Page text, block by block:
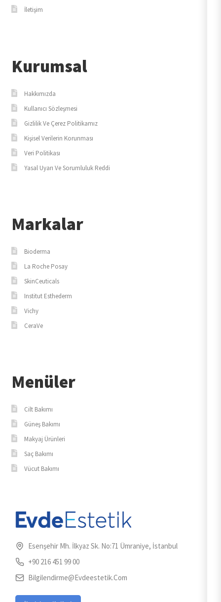
İletişim
Kurumsal
Hakkımızda
Kullanıcı Sözleşmesi
Gizlilik Ve Çerez Politikamız
Kişisel Verilerin Korunması
Veri Politikası
Yasal Uyarı Ve Sorumluluk Reddi
Markalar
Bioderma
La Roche Posay
SkinCeuticals
Institut Esthederm
Vichy
CeraVe
Menüler
Cilt Bakımı
Güneş Bakımı
Makyaj Ürünleri
Saç Bakımı
Vücut Bakımı
Esenşehir Mh. İlkyaz Sk. No:71 Ümraniye, İstanbul
+90 216 451 99 00
Bilgilendirme@evdeestetik.com